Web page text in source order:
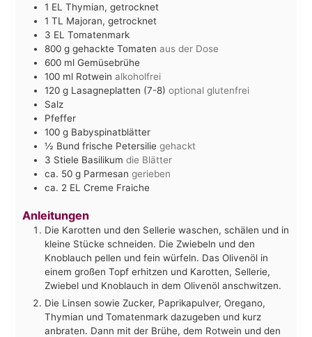
1 EL Thymian, getrocknet
1 TL Majoran, getrocknet
3 EL Tomatenmark
800 g gehackte Tomaten aus der Dose
600 ml Gemüsebrühe
100 ml Rotwein alkoholfrei
120 g Lasagneplatten (7-8) optional glutenfrei
Salz
Pfeffer
100 g Babyspinatblätter
½ Bund frische Petersilie gehackt
3 Stiele Basilikum die Blätter
ca. 50 g Parmesan gerieben
ca. 2 EL Creme Fraiche
Anleitungen
Die Karotten und den Sellerie waschen, schälen und in
kleine Stücke schneiden. Die Zwiebeln und den
Knoblauch pellen und fein würfeln. Das Olivenöl in
einem großen Topf erhitzen und Karotten, Sellerie,
Zwiebel und Knoblauch in dem Olivenöl anschwitzen.
Die Linsen sowie Zucker, Paprikapulver, Oregano,
Thymian und Tomatenmark dazugeben und kurz
anbraten. Dann mit der Brühe, dem Rotwein und den